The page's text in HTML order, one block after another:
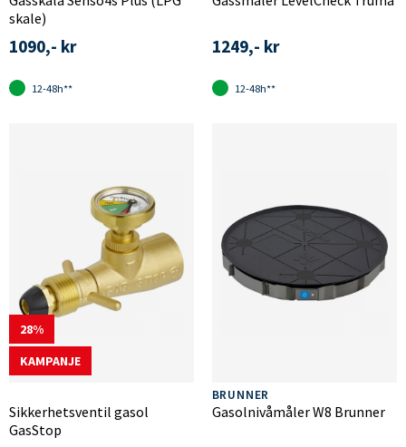
skale)
1090,- kr
12-48h**
1249,- kr
12-48h**
28
KAMPANJE
Sikkerhetsventil gasol
GasStop
BRUNNER
Gasolnivåmåler W8 Brunner